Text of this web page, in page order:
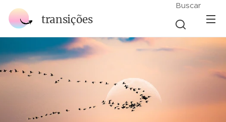
transições
Buscar